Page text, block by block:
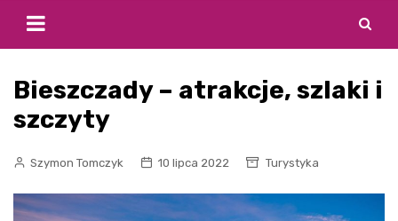
Bieszczady – atrakcje, szlaki i
szczyty
Szymon Tomczyk 10 lipca 2022 Turystyka